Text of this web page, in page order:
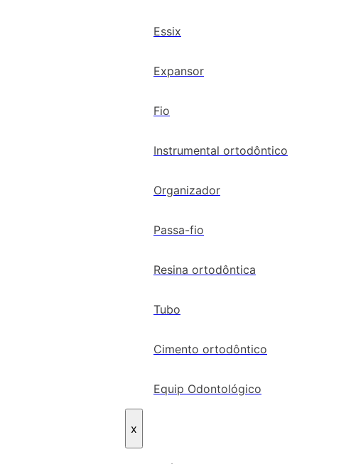
Essix
Expansor
Fio
Instrumental ortodôntico
Organizador
Passa-fio
Resina ortodôntica
Tubo
Cimento ortodôntico
Equip Odontológico
x